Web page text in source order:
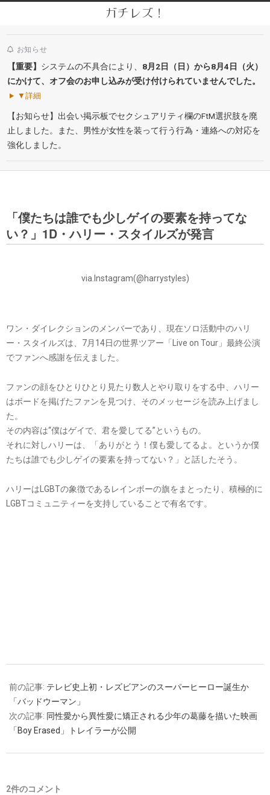
ガチレズ！
Navigation
Menu
お知らせ
【重要】 システムの不具合により、 8月2日（日）から8月4日（火）
にかけて、オフ会のお申し込みが受け付けられていませんでした。
▼詳細
【お知らせ】出会い掲示板でセクシュアリティ欄のFtM選択肢を廃
止しました。また、男性が女性を装って行う行為・連絡への対応を
強化しました。
「僕たちは誰でも少しゲイの要素を持ってな
い？」1D・ハリー・スタイルズが発言
via.Instagram(@harrystyles)
ワン・ダイレクションのメンバーであり、現在ソロ活動中のハリ
ー・スタイルズは、7月14日の世界ツアー「Live on Tour」最終公演
でファンへ感謝を伝えました。
ファンの顔をひとりひとり見たり数人とやり取りをする中、ハリー
はボードを掲げたファンを見つけ、そのメッセージを読み上げまし
た。
その内容は“僕はゲイで、君を愛してる”というもの。
それに対しハリーは、「ありがとう！僕も愛してるよ。というか僕
たちは誰でも少しゲイの要素を持ってない？」と話したそう。
ハリーはLGBTの象徴であるレインボーの旗をまとったり、積極的に
LGBTコミュニティーを支持していることで有名です。
前の記事: テレビ史上初・レズビアンのスーパーヒーロー誕生か
「バッドウーマン」
次の記事: 同性愛から異性愛に矯正される少年の葛藤を描いた映画
「Boy Erased」トレイラーが公開
2件のコメント